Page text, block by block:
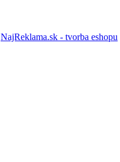
NajReklama.sk - tvorba eshopu